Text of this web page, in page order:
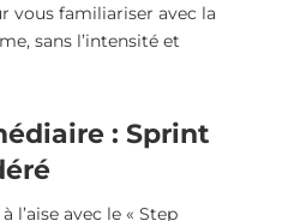
vous familiariser avec la
sans l’intensité et
: Sprint
l’aise avec le « Step